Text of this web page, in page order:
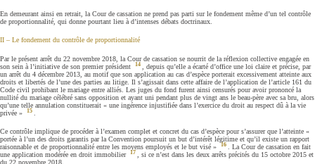
En demeurant ainsi en retrait, la Cour de cassation ne prend pas parti sur le fondement même d’un tel contrôle
de proportionnalité, qui donne pourtant lieu à d’intenses débats doctrinaux.
II – Le fondement du contrôle de proportionnalité
Par le présent arrêt du 22 novembre 2018, la Cour de cassation se nourrit de la réflexion collective engagée en
son sein à l’initiative de son premier président
14
, depuis qu’elle a écarté d’office une loi claire et précise, par
un arrêt du 4 décembre 2013, au motif que son application au cas d’espèce porterait excessivement atteinte aux
droits et libertés de l’une des parties au litige. Il s’agissait dans cette affaire de l’application de l’article 161 du
Code civil prohibant le mariage entre alliés. Les juges du fond furent ainsi censurés pour avoir prononcé la
nullité du mariage célébré sans opposition et ayant uni pendant plus de vingt ans le beau-père avec sa bru, alors
qu’une telle annulation constituerait « une ingérence injustifiée dans l’exercice du droit au respect dû à la vie
privée »
15
Ce contrôle implique de procéder à l’examen complet et concret du cas d’espèce pour s’assurer que l’atteinte «
portée à l’un des droits garantis par la Convention poursuit un but d’intérêt légitime et qu’il existe un rapport
raisonnable et de proportionnalité entre les moyens employés et le but visé »
16
. La Cour de cassation en fait
une application modérée en droit immobilier 17
, si ce n’est dans les deux arrêts précités du 15 octobre 2015 et
du 22 novembre 2018.